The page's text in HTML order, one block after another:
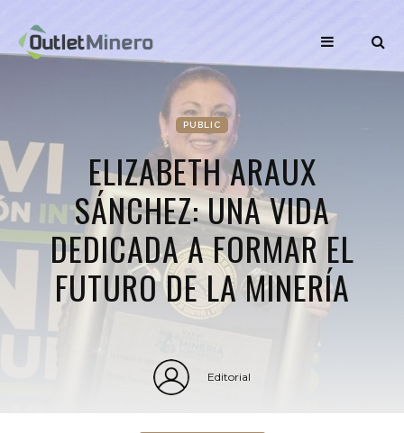
PUBLIC
ELIZABETH ARAUX
SÁNCHEZ: UNA VIDA
DEDICADA A FORMAR EL
FUTURO DE LA MINERÍA
Editorial